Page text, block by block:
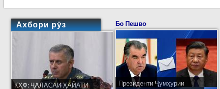
Ахбори рӯз
КҲФ: ҶАЛАСАИ ҲАЙАТИ
Бо Пешво
Президенти Ҷумҳурии